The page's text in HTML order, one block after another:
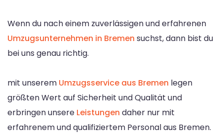
Wenn du nach einem zuverlässigen und erfahrenen
Umzugsunternehmen in Bremen suchst, dann bist du
bei uns genau richtig.
mit unserem Umzugsservice aus Bremen legen
größten Wert auf Sicherheit und Qualität und
erbringen unsere Leistungen daher nur mit
erfahrenem und qualifiziertem Personal aus Bremen.